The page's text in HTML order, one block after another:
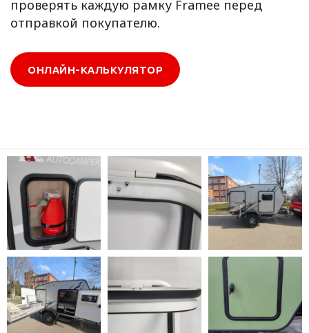
проверять каждую рамку Framee перед
отправкой покупателю.
ОНЛАЙН-КАЛЬКУЛЯТОР